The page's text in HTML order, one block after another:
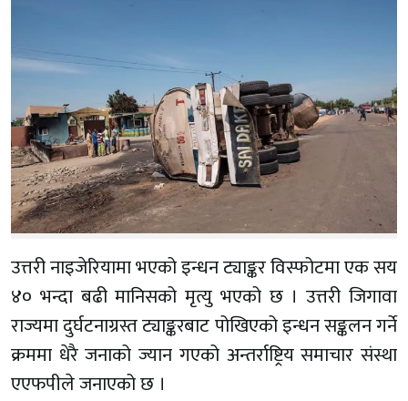
उत्तरी नाइजेरियामा भएको इन्धन ट्याङ्कर विस्फोटमा एक सय
४० भन्दा बढी मानिसको मृत्यु भएको छ । उत्तरी जिगावा
राज्यमा दुर्घटनाग्रस्त ट्याङ्करबाट पोखिएको इन्धन सङ्कलन गर्ने
क्रममा धेरै जनाको ज्यान गएको अन्तर्राष्ट्रिय समाचार संस्था
एएफपीले जनाएको छ ।